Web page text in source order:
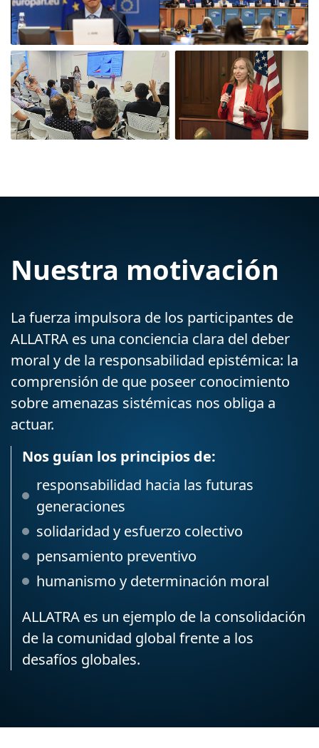
Nuestra motivación
La fuerza impulsora de los participantes de
ALLATRA es una conciencia clara del deber
moral y de la responsabilidad epistémica: la
comprensión de que poseer conocimiento
sobre amenazas sistémicas nos obliga a
actuar.
Nos guían los principios de:
responsabilidad hacia las futuras
generaciones
solidaridad y esfuerzo colectivo
pensamiento preventivo
humanismo y determinación moral
ALLATRA es un ejemplo de la consolidación
de la comunidad global frente a los
desafíos globales.